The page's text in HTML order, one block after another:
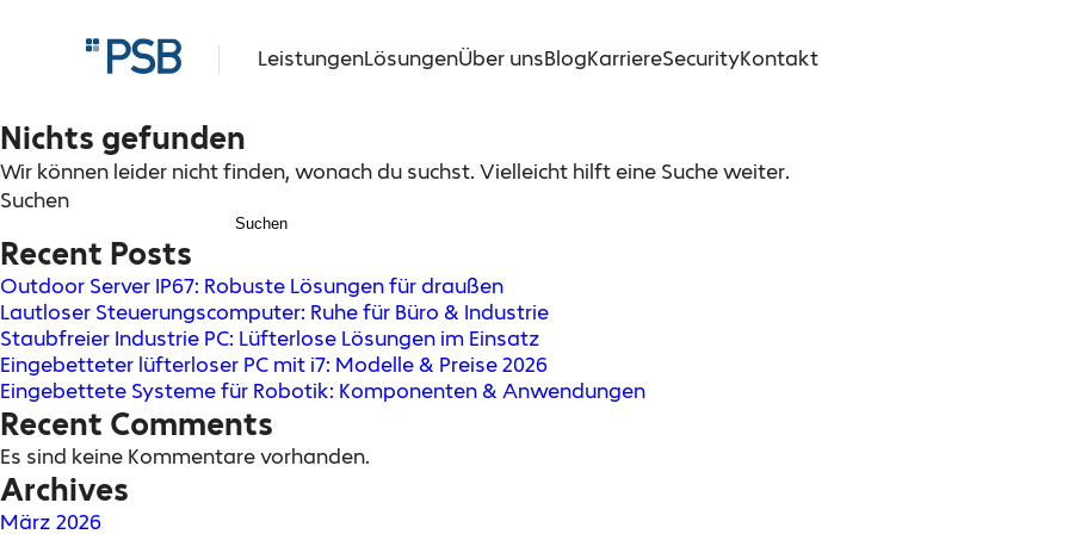
LeistungenLösungenÜber unsBlogKarriereSecurityKontakt
Nichts gefunden
Wir können leider nicht finden, wonach du suchst. Vielleicht hilft eine Suche weiter.
Suchen
Suchen
Recent Posts
Outdoor Server IP67: Robuste Lösungen für draußen
Lautloser Steuerungscomputer: Ruhe für Büro & Industrie
Staubfreier Industrie PC: Lüfterlose Lösungen im Einsatz
Eingebetteter lüfterloser PC mit i7: Modelle & Preise 2026
Eingebettete Systeme für Robotik: Komponenten & Anwendungen
Recent Comments
Es sind keine Kommentare vorhanden.
Archives
März 2026